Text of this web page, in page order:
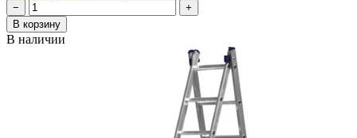
−
+
В корзину
В наличии